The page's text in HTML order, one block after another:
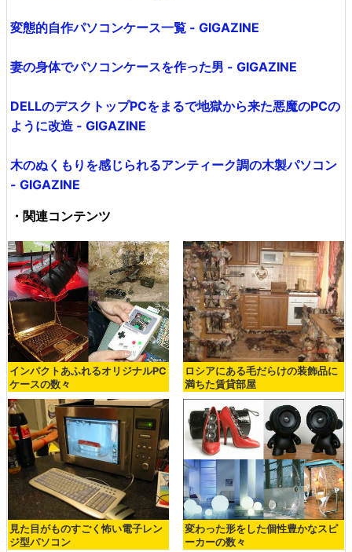
変態的自作パソコンケース一覧 - GIGAZINE
妻の身体でパソコンケースを作った男 - GIGAZINE
DELLのデスクトップPCをまるで地獄から来た悪魔のPCの
ように改造 - GIGAZINE
木のぬくもりを感じられるアンティーク調の木製パソコン
- GIGAZINE
・関連コンテンツ
インパクトあふれるオリジナルPC
ケースの数々
ロシアにある毛だらけの装飾品に
満ちた賃貸部屋
見た目がものすごく怖い電子レン
ジ型パソコン
変わった形をした個性豊かなスピ
ーカーの数々